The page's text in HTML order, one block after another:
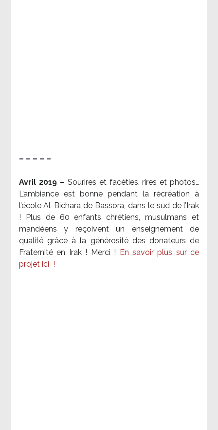
– – – – –
Avril 2019 – Sourires et facéties, rires et photos…
L’ambiance est bonne pendant la récréation à
l’école Al-Bichara de Bassora, dans le sud de l’Irak
! Plus de 60 enfants chrétiens, musulmans et
mandéens y reçoivent un enseignement de
qualité grâce à la générosité des donateurs de
Fraternité en Irak ! Merci !
En savoir plus sur ce
projet ici !